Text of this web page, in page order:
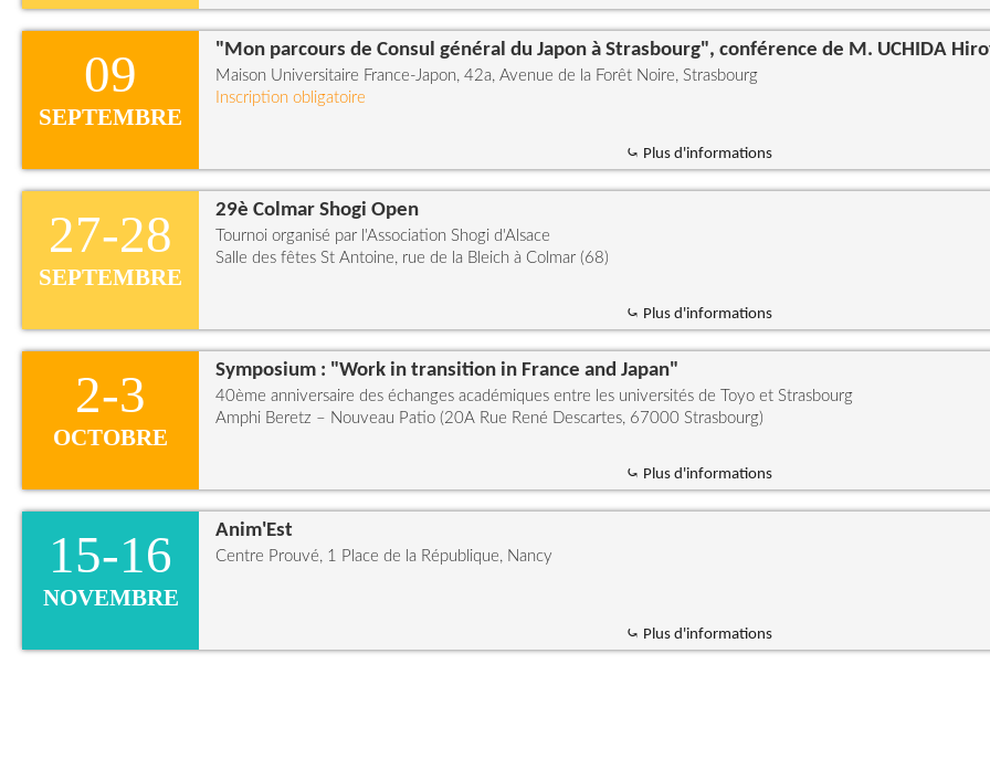
09
SEPTEMBRE
"Mon parcours de Consul général du Japon à Strasbourg", conférence de M. UCHIDA
Maison Universitaire France-Japon, 42a, Avenue de la Forêt Noire, Strasbourg
Inscription obligatoire
⤿ Plus d'informations
27-28
SEPTEMBRE
29è Colmar Shogi Open
Tournoi organisé par l'Association Shogi d'Alsace
Salle des fêtes St Antoine, rue de la Bleich à Colmar (68)
⤿ Plus d'informations
2-3
OCTOBRE
Symposium : "Work in transition in France and Japan"
40ème anniversaire des échanges académiques entre les universités de Toyo et Strasbourg
Amphi Beretz – Nouveau Patio (20A Rue René Descartes, 67000 Strasbourg)
⤿ Plus d'informations
15-16
NOVEMBRE
Anim'Est
Centre Prouvé, 1 Place de la République, Nancy
⤿ Plus d'informations